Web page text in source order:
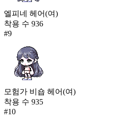
엘피네 헤어(여)
착용 수 936
#9
모험가 비숍 헤어(여)
착용 수 935
#10